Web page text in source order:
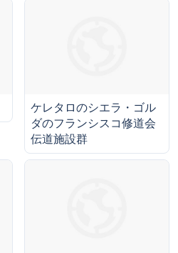
ケレタロのシエラ・ゴル
ダのフランシスコ修道会
伝道施設群